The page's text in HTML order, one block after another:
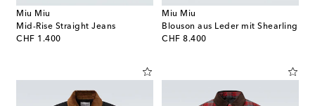
Miu Miu
Mid-Rise Straight Jeans
CHF 1.400
original price
Miu Miu
Blouson aus Leder mit Shearling
CHF 8.400
original price